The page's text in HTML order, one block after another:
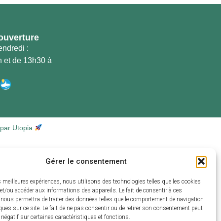
Gérer le consentement
meilleures expériences, nous utilisons des technologies telles que les cookies
ou accéder aux informations des appareils. Le fait de consentir à ces
permettra de traiter des données telles que le comportement de navigation
sur ce site. Le fait de ne pas consentir ou de retirer son consentement peut
négatif sur certaines caractéristiques et fonctions.
:
et de 13h30 à
Utopia